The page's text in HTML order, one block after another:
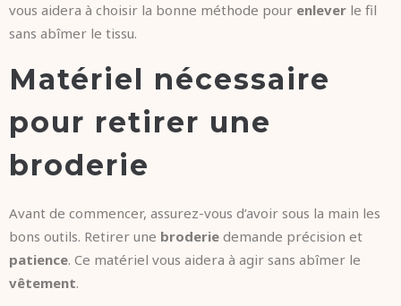
vous aidera à choisir la bonne méthode pour enlever le fil
sans abîmer le tissu.
Matériel nécessaire
pour retirer une
broderie
Avant de commencer, assurez-vous d’avoir sous la main les
bons outils. Retirer une broderie demande précision et
patience. Ce matériel vous aidera à agir sans abîmer le
vêtement.